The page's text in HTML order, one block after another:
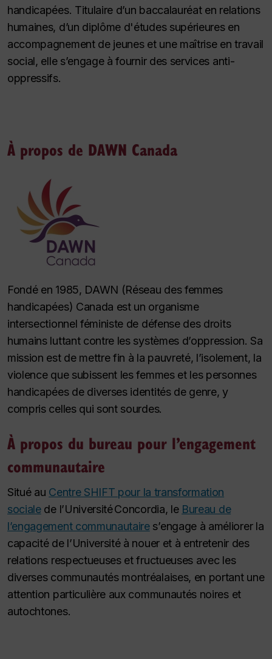
handicapées. Titulaire d’un baccalauréat en relations
humaines, d’un diplôme d'études supérieures en
accompagnement de jeunes et une maîtrise en travail
social, elle s’engage à fournir des services anti-
oppressifs.
À propos de DAWN Canada
Fondé en 1985, DAWN (Réseau des femmes
handicapées) Canada est un organisme
intersectionnel féministe de défense des droits
humains luttant contre les systèmes d’oppression. Sa
mission est de mettre fin à la pauvreté, l’isolement, la
violence que subissent les femmes et les personnes
handicapées de diverses identités de genre, y
compris celles qui sont sourdes.
À propos du bureau pour l’engagement
communautaire
Situé au Centre SHIFT pour la transformation
socialede l’Université Concordia, le Bureau de
l’engagement communautaires’engage à améliorer la
capacité de l’Université à nouer et à entretenir des
relations respectueuses et fructueuses avec les
diverses communautés montréalaises, en portant une
attention particulière aux communautés noires et
autochtones.